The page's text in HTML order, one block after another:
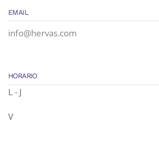
EMAIL
info@hervas.com
HORARIO
L - J
V